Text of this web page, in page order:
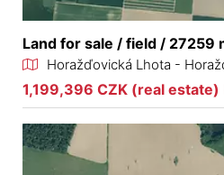
Land for sale / field / 27259
Horažďovická Lhota -
1,199,396 CZK (real estate)